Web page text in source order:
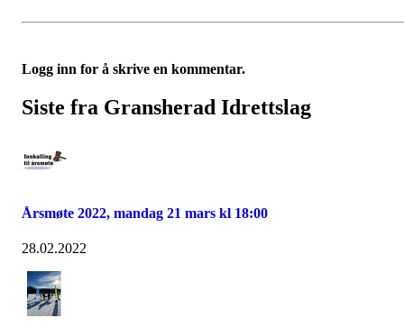
Logg inn for å skrive en kommentar.
Siste fra Gransherad Idrettslag
Årsmøte 2022, mandag 21 mars kl 18:00
28.02.2022